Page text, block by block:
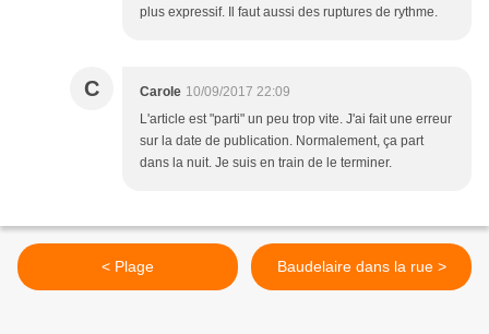
plus expressif. Il faut aussi des ruptures de rythme.
C Carole 10/09/2017 22:09
L'article est "parti" un peu trop vite. J'ai fait une erreur
sur la date de publication. Normalement, ça part
dans la nuit. Je suis en train de le terminer.
< Plage Baudelaire dans la rue >